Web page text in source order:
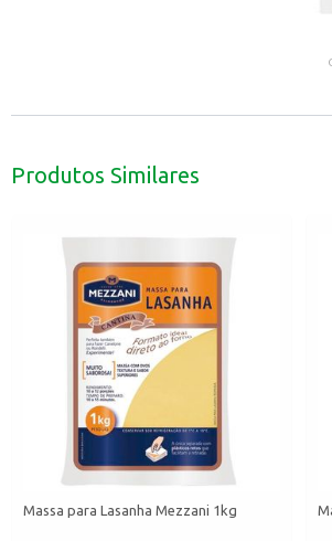
Produtos Similares
Massa para Lasanha Mezzani 1kg